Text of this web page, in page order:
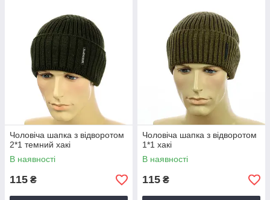
Чоловіча шапка з відворотом
2*1 темний хакі
В наявності
115 ₴
Чоловіча шапка з відворотом
1*1 хакі
В наявності
115 ₴